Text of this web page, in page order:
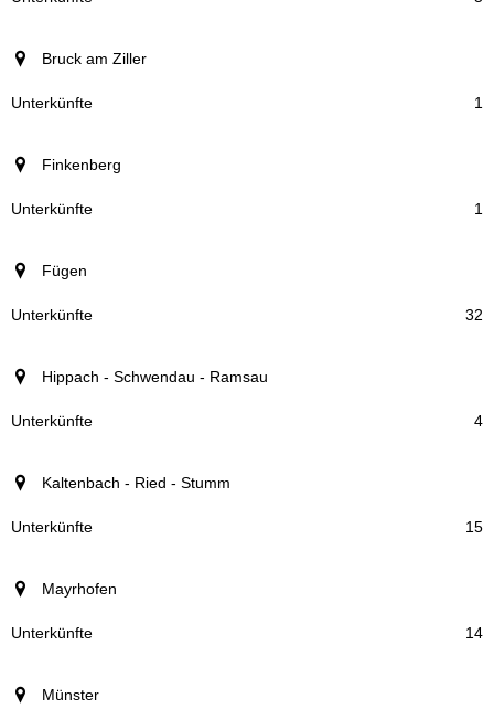
Bruck am Ziller
1
Finkenberg
1
Fügen
32
Hippach - Schwendau - Ramsau
4
Kaltenbach - Ried - Stumm
15
Mayrhofen
14
Münster